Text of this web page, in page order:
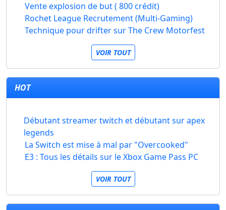
Vente explosion de but ( 800 crédit)
Rochet League Recrutement (Multi-Gaming)
Technique pour drifter sur The Crew Motorfest
VOIR TOUT
HOT
Débutant streamer twitch et débutant sur apex
legends
La Switch est mise à mal par "Overcooked"
E3 : Tous les détails sur le Xbox Game Pass PC
VOIR TOUT